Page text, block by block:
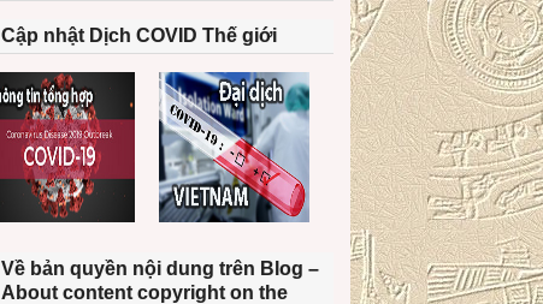
Cập nhật Dịch COVID Thế giới
Về bản quyền nội dung trên Blog –
About content copyright on the